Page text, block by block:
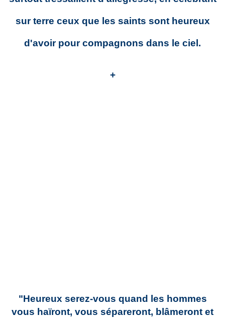
sur terre ceux que les saints sont heureux
d'avoir pour compagnons dans le ciel.
+
"Heureux serez-vous quand les hommes
vous haïront, vous sépareront, blâmeront et